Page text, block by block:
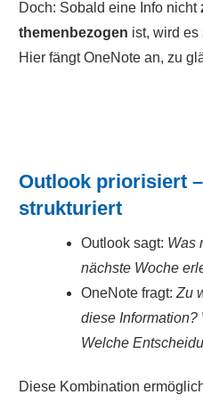
Doch: Sobald eine Info nicht
themenbezogen ist, wird es
Hier fängt OneNote an, zu
Outlook priorisiert
strukturiert
Outlook sagt: Was
nächste Woche
OneNote fragt:Zu
diese Information?
Welche
Diese Kombination